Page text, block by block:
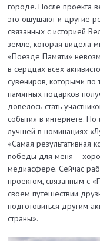
городе. После проекта
это ощущают и другие
связанных с историей
земле, которая видела
«Поезде Памяти»
в сердцах всех
сувениров, которыми по
памятных подарков
довелось стать
события в интернете. По
лучшей в номинациях
«Самая результативная
победы для меня –
медиасфере. Сейчас
проектом, связанным с
своем путешествии
подготовиться другим
страны».